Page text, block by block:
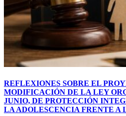
REFLEXIONES SOBRE EL
MODIFICACIÓN DE LA LEY
JUNIO, DE PROTECCIÓN
LA ADOLESCENCIA FRENTE A